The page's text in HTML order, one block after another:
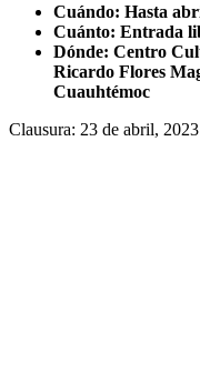
Cuándo: Hasta
Cuánto: Entrada
Dónde: Centro
Ricardo Flores
Cuauhtémoc
Clausura: 23 de abril, 2023